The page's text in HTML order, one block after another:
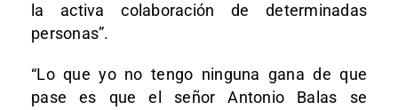
la activa colaboración de determinadas
personas”.
“Lo que yo no tengo ninguna gana de que
pase es que el señor Antonio Balas se